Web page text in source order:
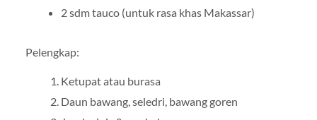
2 sdm tauco (untuk rasa khas Makassar)
Pelengkap:
Ketupat atau burasa
Daun bawang, seledri, bawang goren